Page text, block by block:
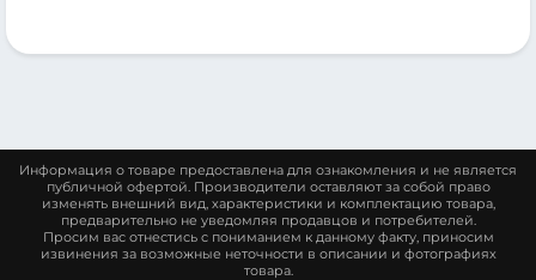
Информация о товаре предоставлена для ознакомления и не является
публичной офертой. Производители оставляют за собой право
изменять внешний вид, характеристики и комплектацию товара,
предварительно не уведомляя продавцов и потребителей.
Просим вас отнестись с пониманием к данному факту, приносим
извинения за возможные неточности в описании и фотографиях
товара.